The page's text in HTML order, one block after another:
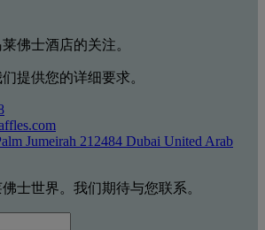
佛士酒店的关注。
提供您的详细要求。
Jumeirah 212484 Dubai United Arab
士世界。我们期待与您联系。